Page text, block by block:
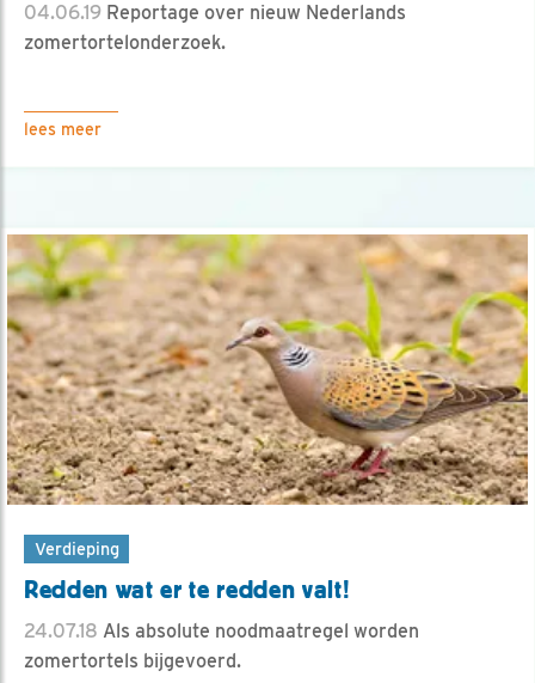
04.06.19 Reportage over nieuw Nederlands
zomertortelonderzoek.
lees meer
Verdieping
Redden wat er te redden valt!
24.07.18 Als absolute noodmaatregel worden
zomertortels bijgevoerd.